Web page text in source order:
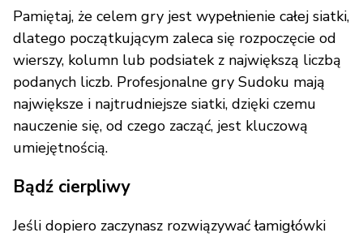
Pamiętaj, że celem gry jest wypełnienie całej siatki,
dlatego początkującym zaleca się rozpoczęcie od
wierszy, kolumn lub podsiatek z największą liczbą
podanych liczb. Profesjonalne gry Sudoku mają
największe i najtrudniejsze siatki, dzięki czemu
nauczenie się, od czego zacząć, jest kluczową
umiejętnością.
Bądź cierpliwy
Jeśli dopiero zaczynasz rozwiązywać łamigłówki